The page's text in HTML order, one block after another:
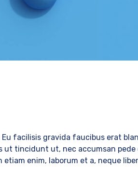
facilisis gravida faucibus erat
ut tincidunt ut, nec accumsan
enim, laborum et a, neque